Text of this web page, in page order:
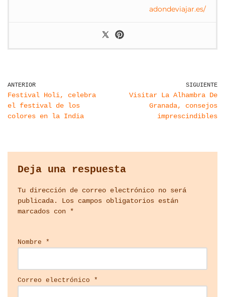
adondeviajar.es/
ANTERIOR
Festival Holi, celebra
el festival de los
colores en la India
SIGUIENTE
Visitar La Alhambra De
Granada, consejos
imprescindibles
Deja una respuesta
Tu dirección de correo electrónico no será
publicada.
Los campos obligatorios están
marcados con *
Nombre *
Correo electrónico *